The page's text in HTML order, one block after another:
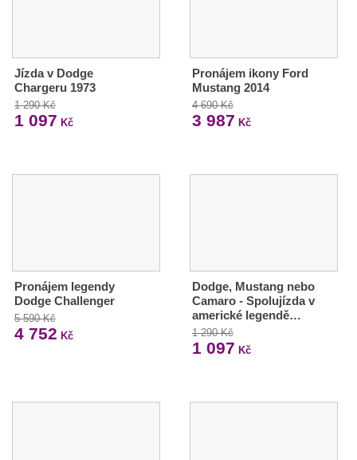
Jízda v Dodge
Chargeru 1973
1 290 Kč
1 097 Kč
Pronájem ikony Ford
Mustang 2014
4 690 Kč
3 987 Kč
Pronájem legendy
Dodge Challenger
5 590 Kč
4 752 Kč
Dodge, Mustang nebo
Camaro - Spolujízda v
americké legendě…
1 290 Kč
1 097 Kč